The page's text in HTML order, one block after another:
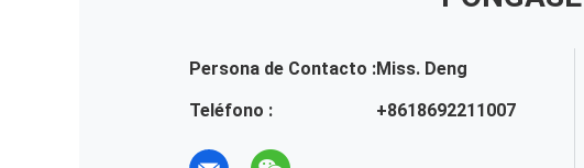
Persona de Contacto :Miss. Deng
Teléfono :
+8618692211007